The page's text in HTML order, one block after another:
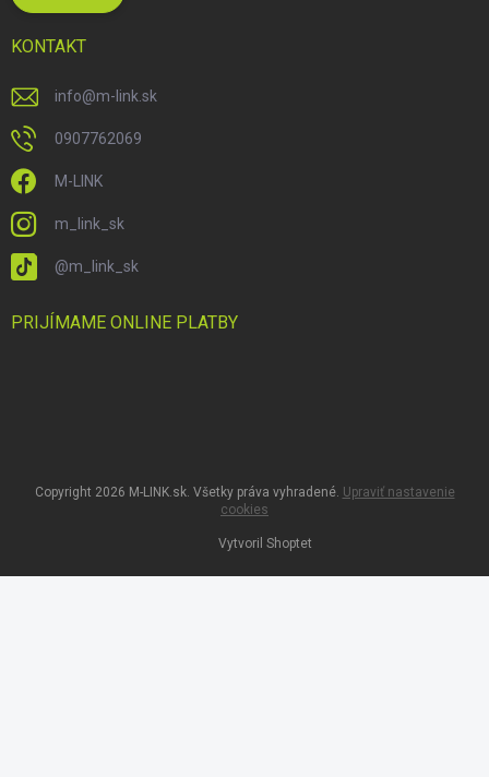
KONTAKT
info@m-link.sk
0907762069
M-LINK
m_link_sk
@m_link_sk
PRIJÍMAME ONLINE PLATBY
Vytvoril Shoptet
Copyright 2026 M-LINK.sk. Všetky práva vyhradené. Upraviť nastavenie
cookies